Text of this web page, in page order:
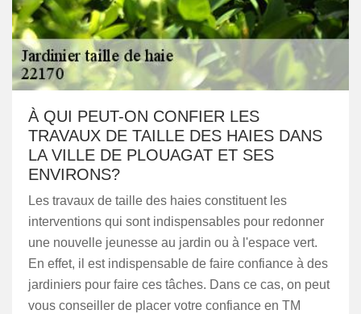
À QUI PEUT-ON CONFIER LES
TRAVAUX DE TAILLE DES HAIES DANS
LA VILLE DE PLOUAGAT ET SES
ENVIRONS?
Les travaux de taille des haies constituent les
interventions qui sont indispensables pour redonner
une nouvelle jeunesse au jardin ou à l'espace vert.
En effet, il est indispensable de faire confiance à des
jardiniers pour faire ces tâches. Dans ce cas, on peut
vous conseiller de placer votre confiance en TM